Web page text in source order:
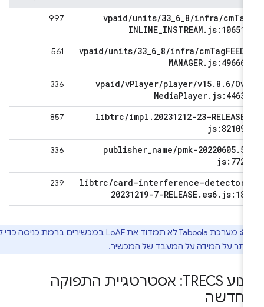
vpaid/units 33 _6_8/infra/cm
INLINE_INSTREAM. js:106517
997
vpaid/units 33 _6_8/infra/cmTagFEED
MANAGER. js:496662
vpaid/vPlayer/player/v15 .8.6
MediaPlayer. js:44631
libtrc/impl.20231212-23-RELEASE
js:821090
publisher_name/pmk-20220605
js:7728
libtrc/card-interference-detector
20231219-7-RELEASE.es6. js:183
מערכת Taboola לא תמדוד את LoAF במכשירים ברמת כניסה כדי לא
יתר על המידה על המעבד של המכשיר.
מנוע TRECS: אסטרטגיית התפוקה